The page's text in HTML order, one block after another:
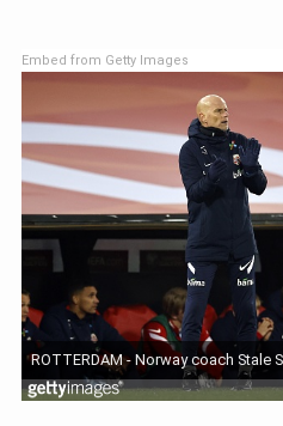
Embed from Getty Images